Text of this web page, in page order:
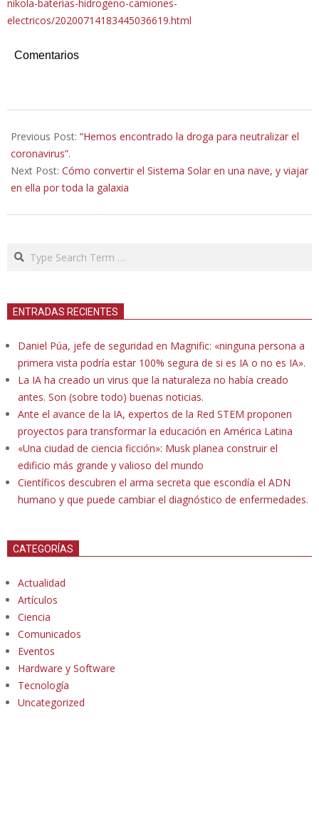
nikola-baterias-hidrogeno-camiones-
electricos/20200714183445036619.html
Comentarios
07-
15
Previous Post: “Hemos encontrado la droga para neutralizar el
coronavirus”.
Next Post: Cómo convertir el Sistema Solar en una nave, y viajar
en ella por toda la galaxia
Search
ENTRADAS RECIENTES
Daniel Púa, jefe de seguridad en Magnific: «ninguna persona a
primera vista podría estar 100% segura de si es IA o no es IA».
La IA ha creado un virus que la naturaleza no había creado
antes. Son (sobre todo) buenas noticias.
Ante el avance de la IA, expertos de la Red STEM proponen
proyectos para transformar la educación en América Latina
«Una ciudad de ciencia ficción»: Musk planea construir el
edificio más grande y valioso del mundo
Científicos descubren el arma secreta que escondía el ADN
humano y que puede cambiar el diagnóstico de enfermedades.
CATEGORÍAS
Actualidad
Artículos
Ciencia
Comunicados
Eventos
Hardware y Software
Tecnología
Uncategorized